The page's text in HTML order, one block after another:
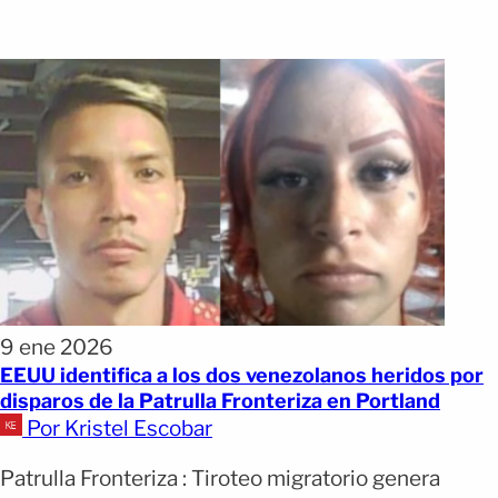
9 ene 2026
EEUU identifica a los dos venezolanos heridos por
disparos de la Patrulla Fronteriza en Portland
Por Kristel Escobar
Patrulla Fronteriza : Tiroteo migratorio genera